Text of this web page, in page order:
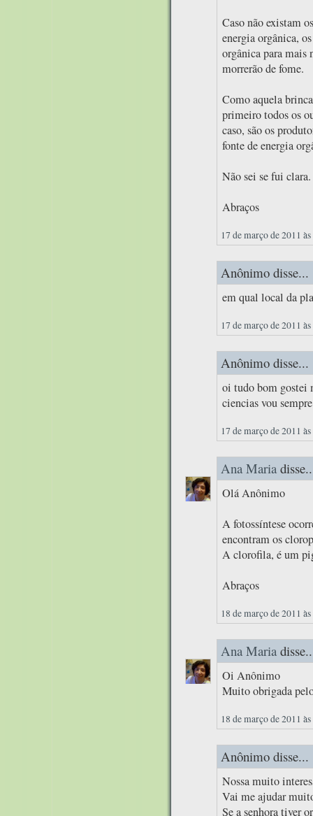
Caso não existam
energia orgânica,
orgânica para mais
morrerão de fome.
Como aquela
primeiro todos os
caso, são os
fonte de energia
Não sei se fui
Abraços
17 de março de 2011
Anônimo disse...
em qual local da
17 de março de 2011
Anônimo disse...
oi tudo bom gostei
ciencias vou
17 de março de 2011
Ana Maria
Olá Anônimo
A fotossíntese
encontram os
A clorofila, é um
Abraços
18 de março de 2011
Ana Maria
Oi Anônimo
Muito obrigada
18 de março de 2011
Anônimo disse...
Nossa muito
Vai me ajudar
Se a senhora tiver